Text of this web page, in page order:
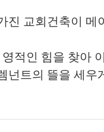
진 교회건축이 메
적인 힘을 찾아
넌트의 뜰을 세우